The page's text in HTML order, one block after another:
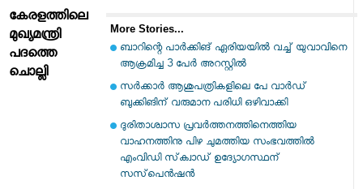
More Stories...
ബാറിന്റെ പാര്‍ക്കിങ് ഏരിയയില്‍ വച്ച് യുവാവിനെ
ആക്രമിച്ച 3 പേര്‍ അറസ്റ്റില്‍
സര്‍ക്കാര്‍ ആശുപത്രികളിലെ പേ വാര്‍ഡ്
ബുക്കിങിന് വരുമാന പരിധി ഒഴിവാക്കി
ദുരിതാശ്വാസ പ്രവര്‍ത്തനത്തിനെത്തിയ
വാഹനത്തിനു പിഴ ചുമത്തിയ സംഭവത്തില്‍
എംവിഡി സ്‌ക്വാഡ് ഉദ്യോഗസ്ഥന്
സസ്‌പെന്‍ഷന്‍
കേരളത്തിലെ
മുഖ്യമന്ത്രി
പദത്തെ
ചൊല്ലി